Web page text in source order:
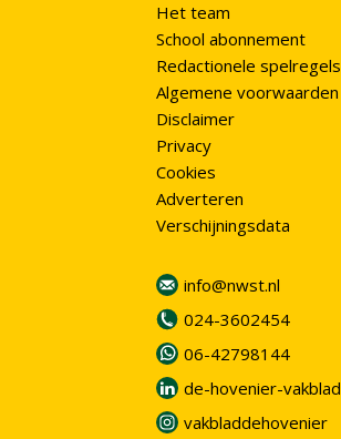
Het team
School abonnement
Redactionele spelregels
Algemene voorwaarden
Disclaimer
Privacy
Cookies
Adverteren
Verschijningsdata
info@nwst.nl
024-3602454
06-42798144
de-hovenier-vakblad
vakbladdehovenier